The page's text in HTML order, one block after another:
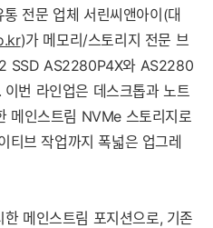
전문 업체 서린씨앤아이(대
)가 메모리/스토리지 전문 브
SSD AS2280P4X와 AS2280
번 라인업은 데스크톱과 노트
메인스트림 NVMe 스토리지로
티브 작업까지 폭넓은 업그레
메인스트림 포지션으로, 기존